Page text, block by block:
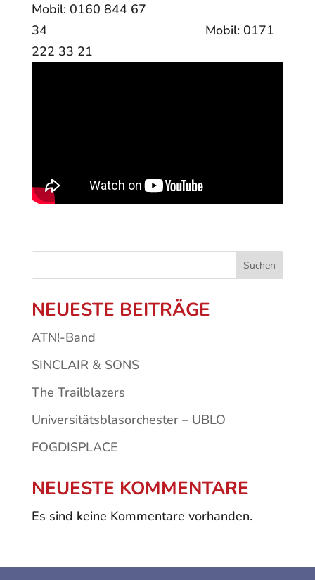
Mobil: 0160 844 67
34 Mobil: 0171
222 33 21
Suchen
NEUESTE BEITRÄGE
ATN!-Band
SINCLAIR & SONS
The Trailblazers
Universitätsblasorchester – UBLO
FOGDISPLACE
NEUESTE KOMMENTARE
Es sind keine Kommentare vorhanden.